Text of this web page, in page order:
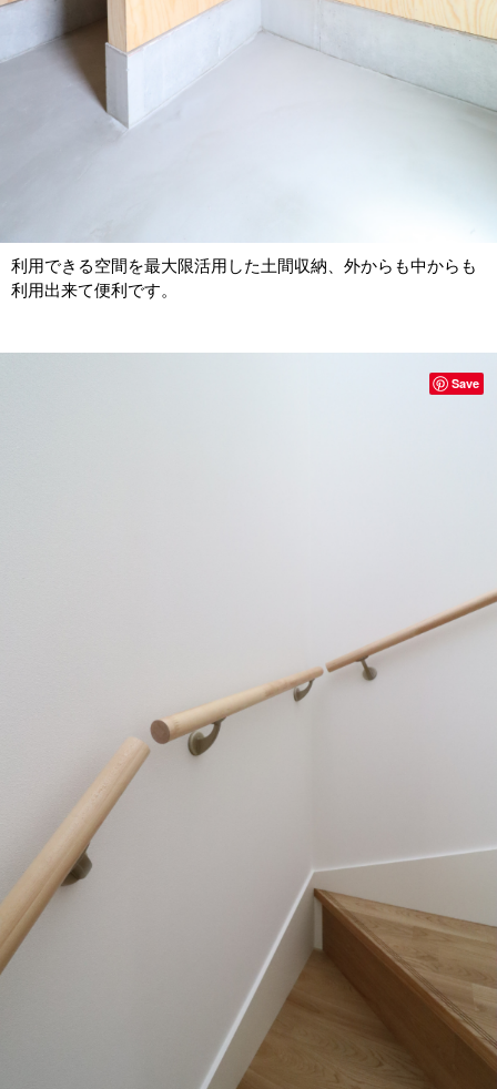
利用できる空間を最大限活用した土間収納、外からも中からも
利用出来て便利です。
Save